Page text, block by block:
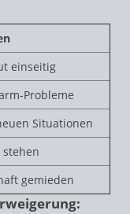
einseitig
Probleme
Situationen
gemieden